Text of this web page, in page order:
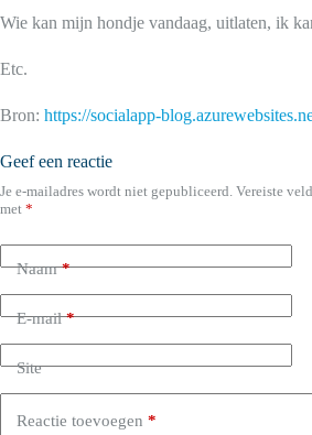
Wie kan mijn hondje vandaag, uitlaten, ik
Etc.
Bron: https://socialapp-
Geef een reactie
Je e-mailadres wordt niet gepubliceerd. Vereiste
met *
Naam*
E-mail*
Site
Reactie toevoegen *